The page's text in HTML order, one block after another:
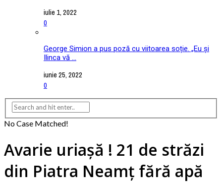
iulie 1, 2022
0
George Simion a pus poză cu viitoarea soție. „Eu și
Ilinca vă ...
iunie 25, 2022
0
No Case Matched!
Avarie uriașă ! 21 de străzi
din Piatra Neamț fără apă